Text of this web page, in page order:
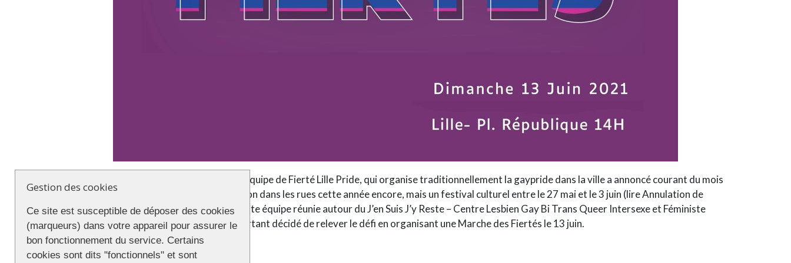
En cette deuxième année si particulière, l’équipe de Fierté Lille Pride, qui organise traditionnellement la gaypride dans la ville a annoncé courant du mois
de mars qu’il n’y aurait pas de manifestation dans les rues cette année encore, mais un festival culturel entre le 27 mai et le 3 juin (lireAnnulation de
l’édition 2021 de la Pride de Lille). Une petite équipe réunie autour duJ’en Suis J’y Reste – Centre Lesbien Gay Bi Trans Queer Intersexe et Féministe
(LGBTQIF) de Lille Hauts-de-Francea pourtant décidé de relever le défi en organisant une Marche des Fiertés le 13 juin.
Le mot d’ordre qui figure sur l’affiche :
Gestion des cookies
Ce site est susceptible de déposer des cookies
(marqueurs) dans votre appareil pour assurer le
bon fonctionnement du service. Certains
cookies sont dits "fonctionnels" et sont